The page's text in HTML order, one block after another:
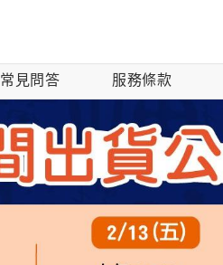
常見問答 服務條款